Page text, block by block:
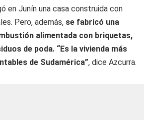
en Junín una casa construida con
Pero, además, se fabricó una
alimentada con briquetas,
de poda. “Es la vivienda más
de Sudamérica”, dice Azcurra.